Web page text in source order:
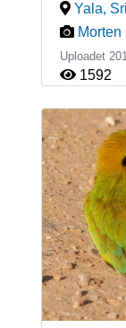
Yala,
Uploadet
1592